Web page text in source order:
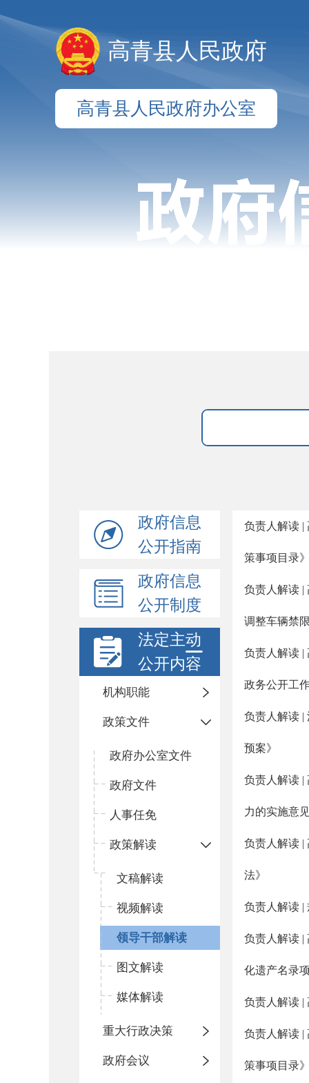
高青县人民政府
高青县人民政府办公室
政府信息
公开指南
政府信息
公开制度
法定主动
公开内容
机构职能
政策文件
政府办公室文件
政府文件
人事任免
政策解读
文稿解读
视频解读
领导干部解读
图文解读
媒体解读
重大行政决策
政府会议
负责人解读 |
策事项目录
负责人解读 |
调整车辆禁
负责人解读 |
政务公开工
负责人解读 |
预案》
负责人解读 |
力的实施意
负责人解读 |
法》
负责人解读
负责人解读 |
化遗产名录
负责人解读 |
负责人解读 |
策事项目录